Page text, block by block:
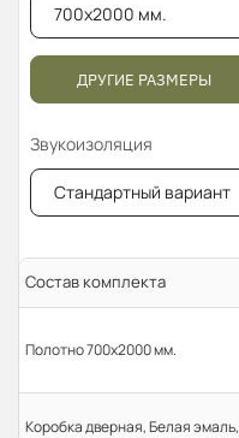
700x2000 мм.
ДРУГИЕ РАЗМЕРЫ
Звукоизоляция
Стандартный вариант
Состав комплекта
Полотно 700x2000 мм.
Коробка дверная, Белая эмаль,